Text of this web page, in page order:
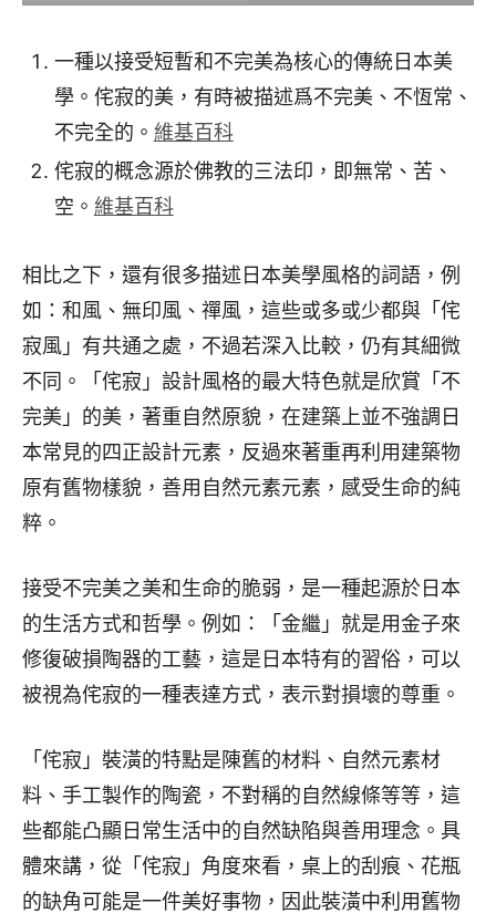
一種以接受短暫和不完美為核心的傳統日本美
學。侘寂的美，有時被描述爲不完美、不恆常、
不完全的。 維基百科
侘寂的概念源於佛教的三法印，即無常、苦、
空。 維基百科
相比之下，還有很多描述日本美學風格的詞語，例
如：和風、無印風、禪風，這些或多或少都與「侘
寂風」有共通之處，不過若深入比較，仍有其細微
不同。「侘寂」設計風格的最大特色就是欣賞「不
完美」的美，著重自然原貌，在建築上並不強調日
本常見的四正設計元素，反過來著重再利用建築物
原有舊物樣貌，善用自然元素元素，感受生命的純
粹。
接受不完美之美和生命的脆弱，是一種起源於日本
的生活方式和哲學。例如：「金繼」就是用金子來
修復破損陶器的工藝，這是日本特有的習俗，可以
被視為侘寂的一種表達方式，表示對損壞的尊重。
「侘寂」裝潢的特點是陳舊的材料、自然元素材
料、手工製作的陶瓷，不對稱的自然線條等等，這
些都能凸顯日常生活中的自然缺陷與善用理念。具
體來講，從「侘寂」角度來看，桌上的刮痕、花瓶
的缺角可能是一件美好事物，因此裝潢中利用舊物